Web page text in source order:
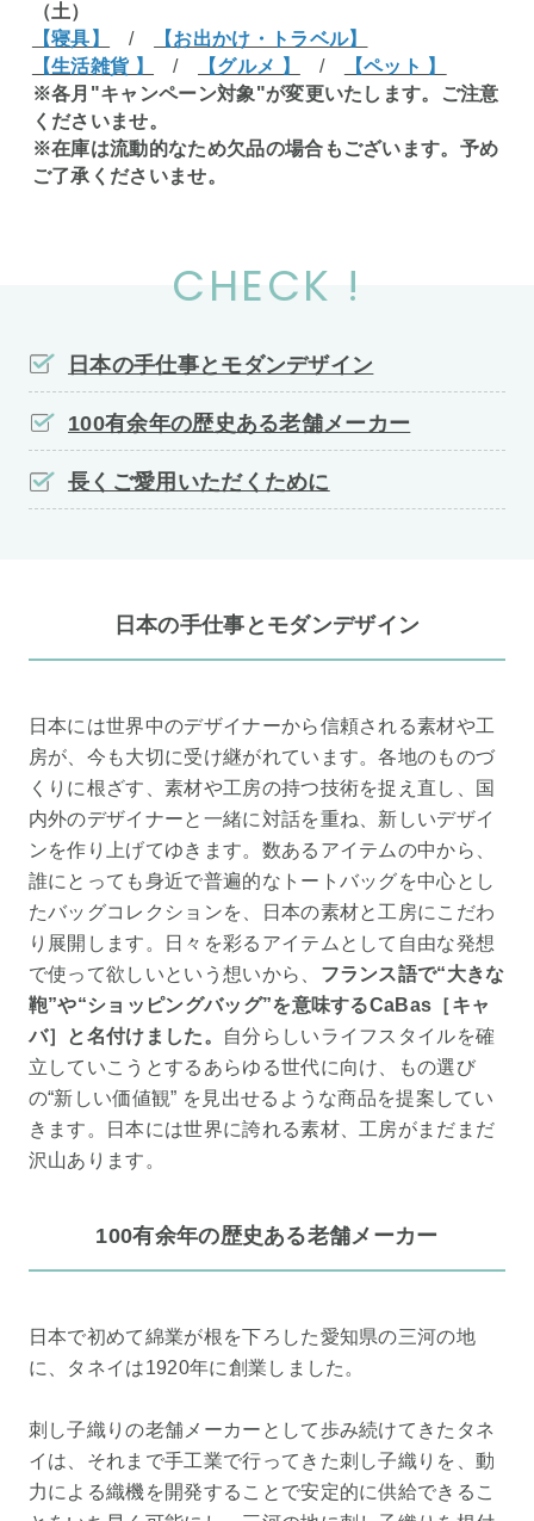
（土）
【寝具】
/
【お出かけ・トラベル】
【生活雑貨 】
/ 【グルメ 】 /
【ペット 】
※各月"キャンペーン対象"が変更いたします。ご注意
くださいませ。
※在庫は流動的なため欠品の場合もございます。予め
ご了承くださいませ。
CHECK !
日本の手仕事とモダンデザイン
100有余年の歴史ある老舗メーカー
長くご愛用いただくために
日本の手仕事とモダンデザイン
日本には世界中のデザイナーから信頼される素材や工
房が、今も大切に受け継がれています。各地のものづ
くりに根ざす、素材や工房の持つ技術を捉え直し、国
内外のデザイナーと一緒に対話を重ね、新しいデザイ
ンを作り上げてゆきます。数あるアイテムの中から、
誰にとっても身近で普遍的なトートバッグを中心とし
たバッグコレクションを、日本の素材と工房にこだわ
り展開します。日々を彩るアイテムとして自由な発想
で使って欲しいという想いから、 フランス語で“大きな
鞄”や“ショッピングバッグ”を意味するCaBas［キャ
バ］と名付けました。
自分らしいライフスタイルを確
立していこうとするあらゆる世代に向け、もの選び
の“新しい価値観” を見出せるような商品を提案してい
きます。日本には世界に誇れる素材、工房がまだまだ
沢山あります。
100有余年の歴史ある老舗メーカー
日本で初めて綿業が根を下ろした愛知県の三河の地
に、タネイは1920年に創業しました。
刺し子織りの老舗メーカーとして歩み続けてきたタネ
イは、それまで手工業で行ってきた刺し子織りを、動
力による織機を開発することで安定的に供給できるこ